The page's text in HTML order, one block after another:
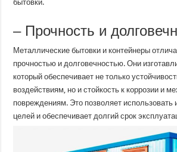
бытовки.
– Прочность и
Металлические бытовки и контейнеры
прочностью и долговечностью. Они
который обеспечивает не только
воздействиям, но и стойкость к коррозии и
повреждениям. Это позволяет использовать
целей и обеспечивает долгий срок